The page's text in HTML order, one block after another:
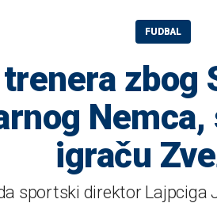
FUDBAL
zbog
igraču
sportski direktor Lajpciga